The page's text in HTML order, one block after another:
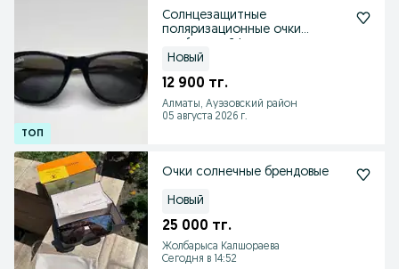
Солнцезащитные
поляризационные очки
Новый
12 900 тг.
Алматы, Ауэзовский район
05 августа 2026 г.
Очки солнечные брендовые
Новый
25 000 тг.
Жолбарыса Калшораева
Сегодня в 14:52